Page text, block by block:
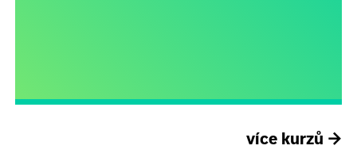
více kurzů →